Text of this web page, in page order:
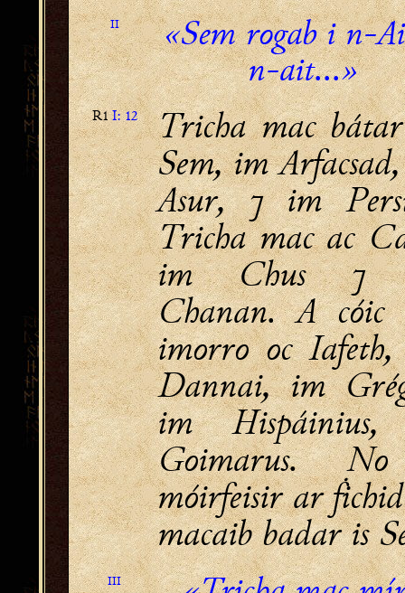
II
«Sem rogab i n-
n-ait...»
R1I: 12
Tricha mac
Sem, im
Asur, ⁊ im
Tricha mac ac
im Chus ⁊
Chanan. A cóic
imorro oc
Dannai, im
im
Goimarus.
móirfeisir ar
macaib badar is
III